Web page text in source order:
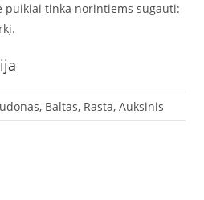
puikiai tinka norintiems sugauti:
Baltas, Rasta, Auksinis